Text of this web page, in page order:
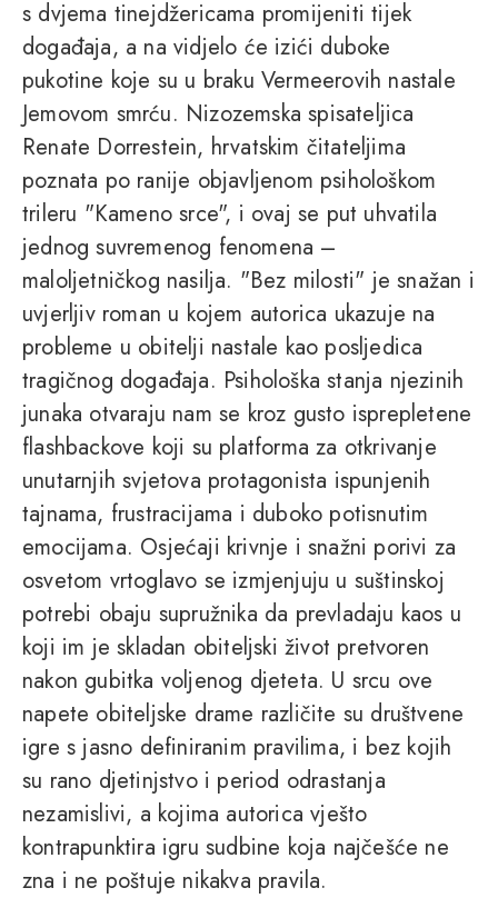
s dvjema tinejdžericama promijeniti tijek
događaja, a na vidjelo će izići duboke
pukotine koje su u braku Vermeerovih nastale
Jemovom smrću. Nizozemska spisateljica
Renate Dorrestein, hrvatskim čitateljima
poznata po ranije objavljenom psihološkom
trileru "Kameno srce", i ovaj se put uhvatila
jednog suvremenog fenomena –
maloljetničkog nasilja. "Bez milosti" je snažan i
uvjerljiv roman u kojem autorica ukazuje na
probleme u obitelji nastale kao posljedica
tragičnog događaja. Psihološka stanja njezinih
junaka otvaraju nam se kroz gusto isprepletene
flashbackove koji su platforma za otkrivanje
unutarnjih svjetova protagonista ispunjenih
tajnama, frustracijama i duboko potisnutim
emocijama. Osjećaji krivnje i snažni porivi za
osvetom vrtoglavo se izmjenjuju u suštinskoj
potrebi obaju supružnika da prevladaju kaos u
koji im je skladan obiteljski život pretvoren
nakon gubitka voljenog djeteta. U srcu ove
napete obiteljske drame različite su društvene
igre s jasno definiranim pravilima, i bez kojih
su rano djetinjstvo i period odrastanja
nezamislivi, a kojima autorica vješto
kontrapunktira igru sudbine koja najčešće ne
zna i ne poštuje nikakva pravila.